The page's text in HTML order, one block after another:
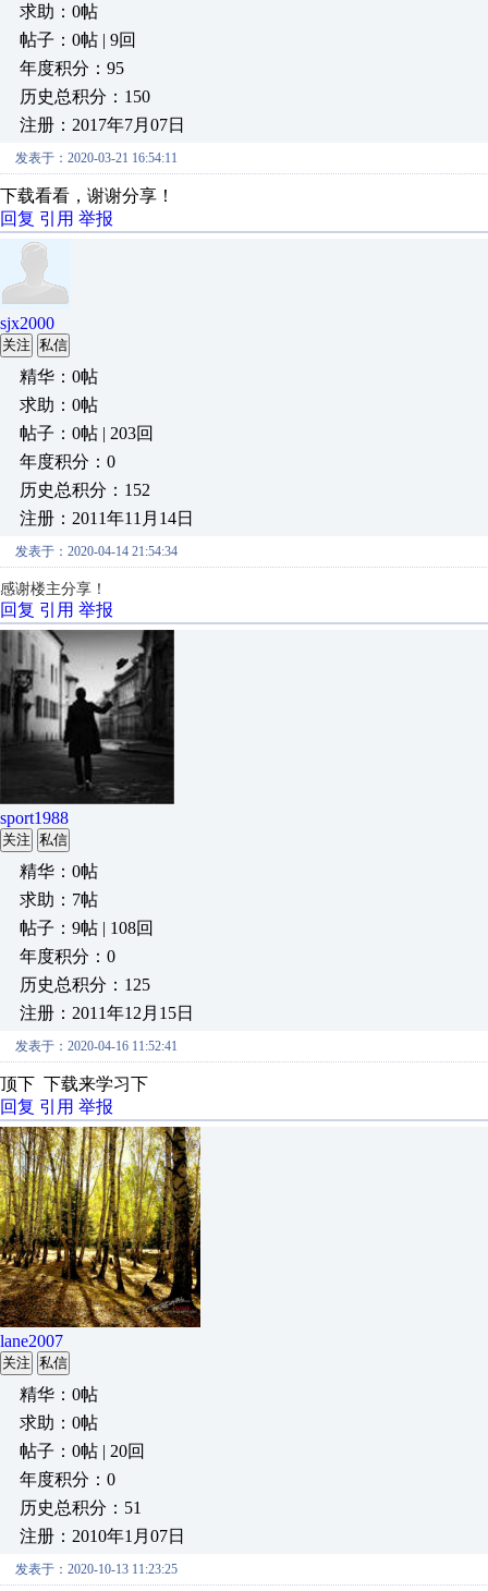
求助：0帖
帖子：0帖 | 9回
年度积分：95
历史总积分：150
注册：2017年7月07日
发表于：2020-03-21 16:54:11
下载看看，谢谢分享！
回复 引用 举报
sjx2000
关注 私信
精华：0帖
求助：0帖
帖子：0帖 | 203回
年度积分：0
历史总积分：152
注册：2011年11月14日
发表于：2020-04-14 21:54:34
感谢楼主分享！
回复 引用 举报
sport1988
关注 私信
精华：0帖
求助：7帖
帖子：9帖 | 108回
年度积分：0
历史总积分：125
注册：2011年12月15日
发表于：2020-04-16 11:52:41
顶下 下载来学习下
回复 引用 举报
lane2007
关注 私信
精华：0帖
求助：0帖
帖子：0帖 | 20回
年度积分：0
历史总积分：51
注册：2010年1月07日
发表于：2020-10-13 11:23:25